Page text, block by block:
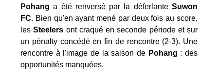
Pohang a été renversé par la déferlante Suwon
FC. Bien qu'en ayant mené par deux fois au score,
lesSteelers ont craqué en seconde période et sur
un pénalty concédé en fin de rencontre (2-3). Une
rencontre à l'image de la saison de Pohang : des
opportunités manquées.